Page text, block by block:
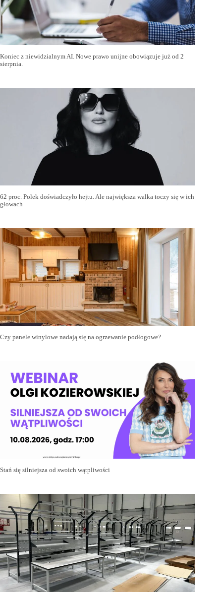
Koniec z niewidzialnym AI. Nowe prawo unijne obowiązuje już od 2
sierpnia.
62 proc. Polek doświadczyło hejtu. Ale największa walka toczy się w ich
głowach
Czy panele winylowe nadają się na ogrzewanie podłogowe?
Stań się silniejsza od swoich wątpliwości